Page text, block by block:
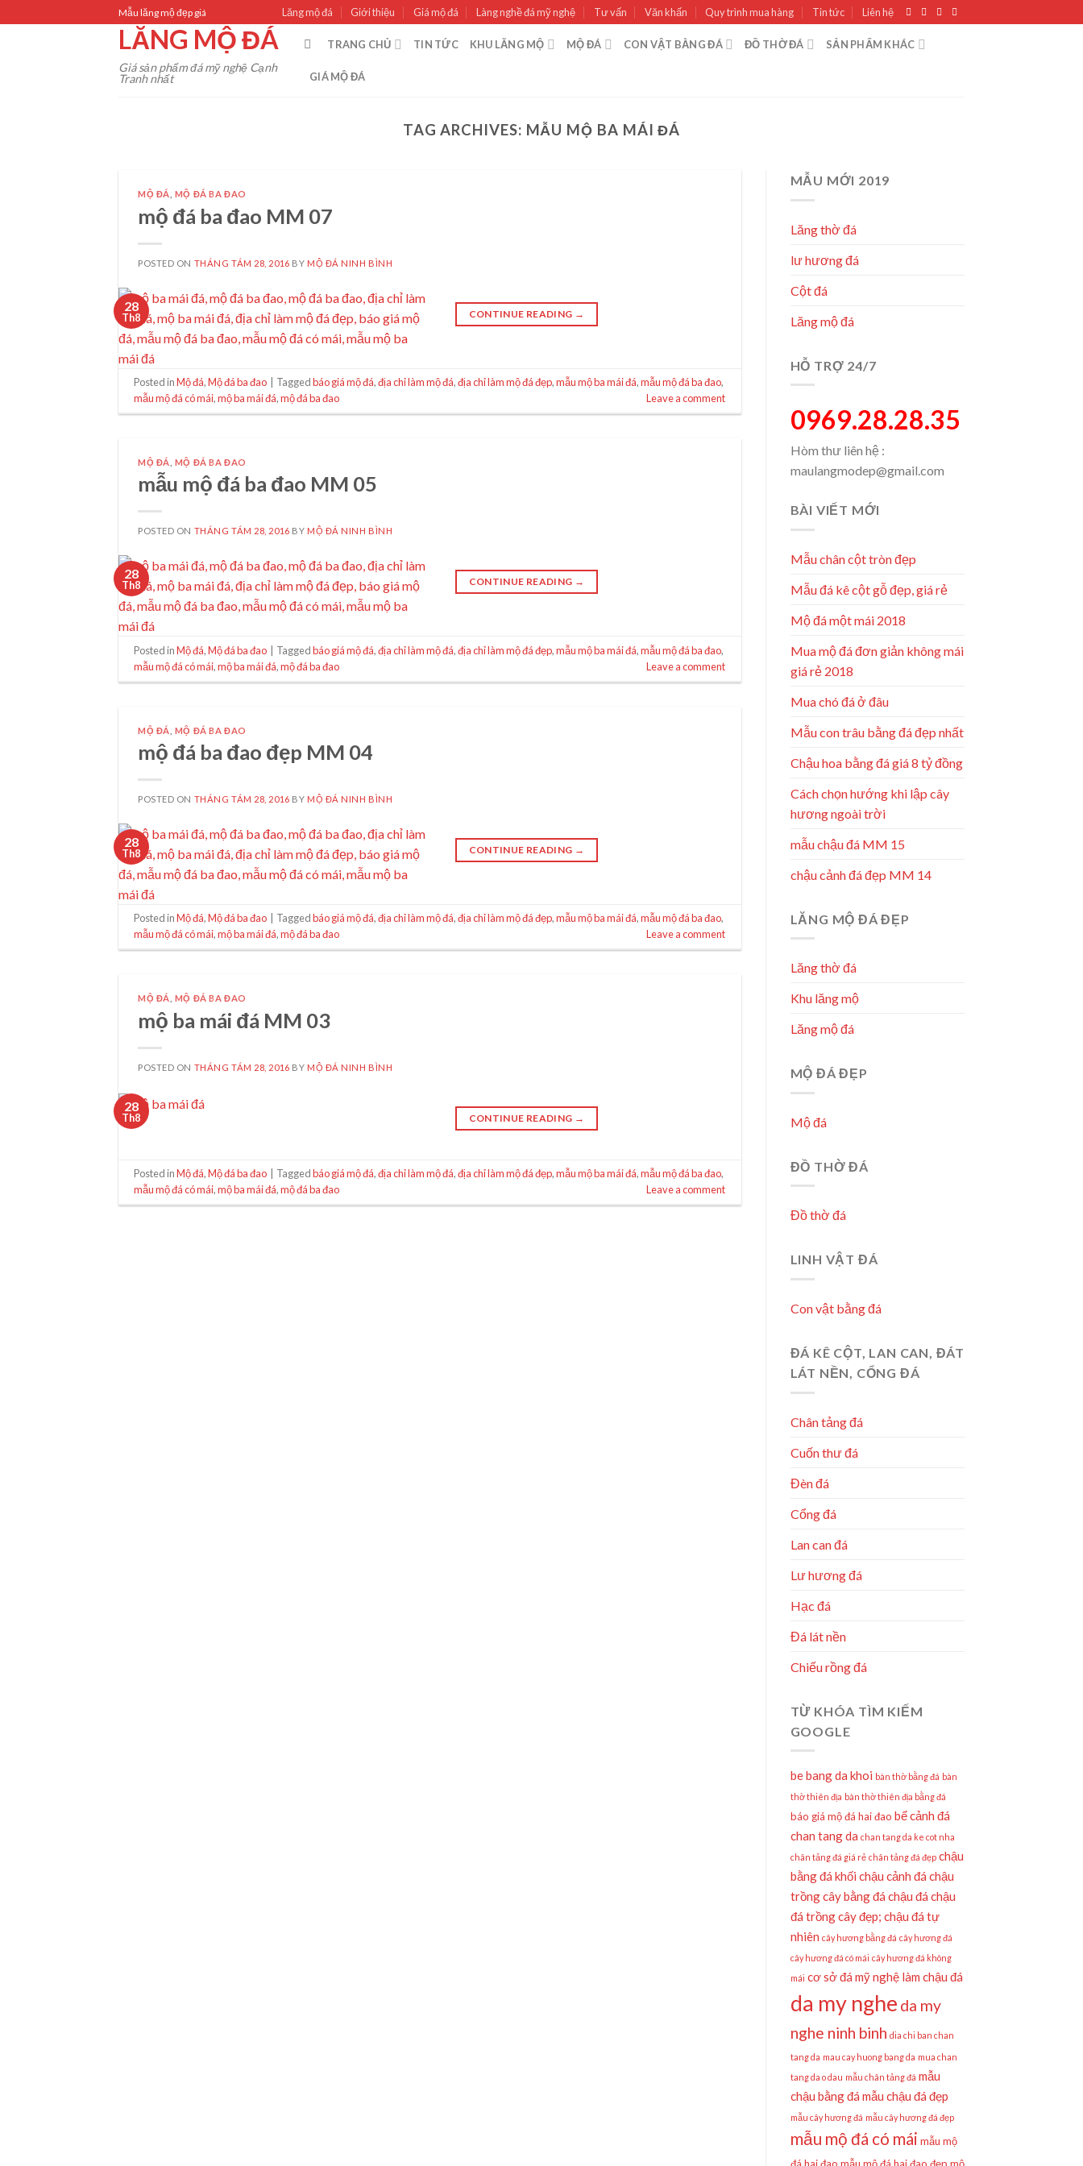
Mẫu lăng mộ đẹp giá Lăng mộ đá Giới thiệu Giá mộ đá Làng nghề đá mỹ nghệ Tư vấn Văn khấn Quy trình mua hàng Tin tức Liên hệ
LĂNG MỘ ĐÁ
Giá sản phẩm đá mỹ nghệ Cạnh
Tranh nhất
TRANG CHỦ TIN TỨC KHU LĂNG MỘ MỘ ĐÁ CON VẬT BẰNG ĐÁ ĐỒ THỜ ĐÁ SẢN PHẨM KHÁC
GIÁ MỘ ĐÁ
TAG ARCHIVES: MẪU MỘ BA MÁI ĐÁ
MỘ ĐÁ MỘ ĐÁ BA ĐAO
mộ đá ba đao MM 07
POSTED ON THÁNG TÁM 28, 2016 BY MỘ ĐÁ NINH BÌNH
28
Th8 CONTINUE READING →
Posted inMộ đá,Mộ đá ba đao Taggedbáo giá mộ đá,địa chỉ làm mộ đá,địa chỉ làm mộ đá đẹp,mẫu mộ ba mái đá,mẫu mộ đá ba đao,
mẫu mộ đá có mái,mộ ba mái đá,mộ đá ba đao Leave a comment
MỘ ĐÁ MỘ ĐÁ BA ĐAO
mẫu mộ đá ba đao MM 05
POSTED ON THÁNG TÁM 28, 2016 BY MỘ ĐÁ NINH BÌNH
28
Th8 CONTINUE READING →
Posted inMộ đá,Mộ đá ba đao Taggedbáo giá mộ đá,địa chỉ làm mộ đá,địa chỉ làm mộ đá đẹp,mẫu mộ ba mái đá,mẫu mộ đá ba đao,
mẫu mộ đá có mái,mộ ba mái đá,mộ đá ba đao Leave a comment
MỘ ĐÁ MỘ ĐÁ BA ĐAO
mộ đá ba đao đẹp MM 04
POSTED ON THÁNG TÁM 28, 2016 BY MỘ ĐÁ NINH BÌNH
28
Th8 CONTINUE READING →
Posted inMộ đá,Mộ đá ba đao Taggedbáo giá mộ đá,địa chỉ làm mộ đá,địa chỉ làm mộ đá đẹp,mẫu mộ ba mái đá,mẫu mộ đá ba đao,
mẫu mộ đá có mái,mộ ba mái đá,mộ đá ba đao Leave a comment
MỘ ĐÁ MỘ ĐÁ BA ĐAO
mộ ba mái đá MM 03
POSTED ON THÁNG TÁM 28, 2016 BY MỘ ĐÁ NINH BÌNH
28
Th8 CONTINUE READING →
Posted inMộ đá,Mộ đá ba đao Taggedbáo giá mộ đá,địa chỉ làm mộ đá,địa chỉ làm mộ đá đẹp,mẫu mộ ba mái đá,mẫu mộ đá ba đao,
mẫu mộ đá có mái,mộ ba mái đá,mộ đá ba đao Leave a comment
MẪU MỚI 2019
Lăng thờ đá
lư hương đá
Cột đá
Lăng mộ đá
HỖ TRỢ 24/7
0969.28.28.35
Hòm thư liên hệ :
maulangmodep@gmail.com
BÀI VIẾT MỚI
Mẫu chân cột tròn đẹp
Mẫu đá kê cột gỗ đẹp, giá rẻ
Mộ đá một mái 2018
Mua mộ đá đơn giản không mái
giá rẻ 2018
Mua chó đá ở đâu
Mẫu con trâu bằng đá đẹp nhất
Chậu hoa bằng đá giá 8 tỷ đồng
Cách chọn hướng khi lập cây
hương ngoài trời
mẫu chậu đá MM 15
chậu cảnh đá đẹp MM 14
LĂNG MỘ ĐÁ ĐẸP
Lăng thờ đá
Khu lăng mộ
Lăng mộ đá
MỘ ĐÁ ĐẸP
Mộ đá
ĐỒ THỜ ĐÁ
Đồ thờ đá
LINH VẬT ĐÁ
Con vật bằng đá
ĐÁ KÊ CỘT, LAN CAN, ĐÁT
LÁT NỀN, CỔNG ĐÁ
Chân tảng đá
Cuốn thư đá
Đèn đá
Cổng đá
Lan can đá
Lư hương đá
Hạc đá
Đá lát nền
Chiếu rồng đá
TỪ KHÓA TÌM KIẾM
GOOGLE
be bang da khoi bàn thờ bằng đá bàn
thờ thiên địa bàn thờ thiên địa bằng đá
báo giá mộ đá hai đao bể cảnh đá
chan tang da chan tang da ke cot nha
chân tảng đá giá rẻ chân tảng đá đẹp chậu
bằng đá khối chậu cảnh đá chậu
trồng cây bằng đá chậu đá chậu
đá trồng cây đẹp; chậu đá tự
nhiên cây hương bằng đá cây hương đá
cây hương đá có mái cây hương đá không
mái cơ sở đá mỹ nghệ làm chậu đá
da my nghe da my
nghe ninh binh dia chi ban chan
tang da mau cay huong bang da mua chan
tang da o dau mẫu chân tảng đá mẫu
chậu bằng đá mẫu chậu đá đẹp
mẫu cây hương đá mẫu cây hương đá đẹp
mẫu mộ đá có mái mẫu mộ